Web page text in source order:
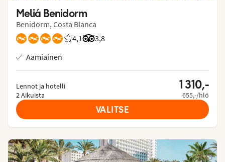
Meliá Benidorm
Benidorm, Costa Blanca
4,1
Asiakkaidemme arviot: 4.091/5
3,8
Arvostelut Tripadvisorista: 3.8 of 5
Aamiainen
Lennot ja hotelli
2 Aikuista
1 310,-
655,-/hlö
VALITSE